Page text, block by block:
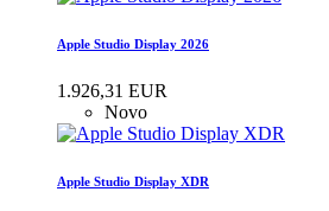
Apple Studio Display 2026
1.926,31 EUR
Novo
Apple Studio Display XDR